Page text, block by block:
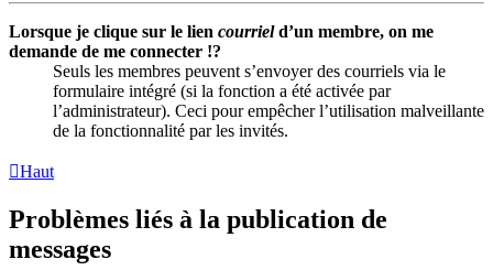
Lorsque je clique sur le lien courrield’un membre, on me
demande de me connecter !?
Seuls les membres peuvent s’envoyer des courriels via le
formulaire intégré (si la fonction a été activée par
l’administrateur). Ceci pour empêcher l’utilisation malveillante
de la fonctionnalité par les invités.
Haut
Problèmes liés à la publication de
messages